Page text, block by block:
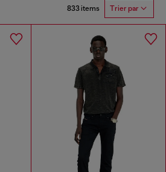
833 items Trier par